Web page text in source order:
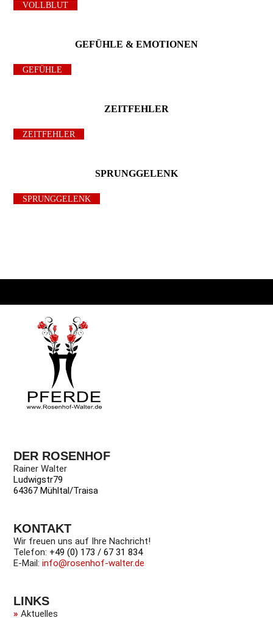
VOLLBLUT
GEFÜHLE & EMOTIONEN
GEFÜHLE
ZEITFEHLER
ZEITFEHLER
SPRUNGGELENK
SPRUNGGELENK
DER ROSENHOF
Rainer Walter
Ludwigstr79
64367 Mühltal/Traisa
KONTAKT
Wir freuen uns auf Ihre Nachricht!
Telefon: +49 (0) 173 / 67 31 834
E-Mail: info@rosenhof-walter.de
LINKS
»Aktuelles